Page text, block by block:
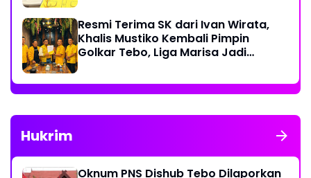
Resmi Terima SK dari Ivan Wirata,
Khalis Mustiko Kembali Pimpin
Golkar Tebo, Liga Marisa Jadi
Hukrim
Oknum PNS Dishub Tebo Dilaporkan